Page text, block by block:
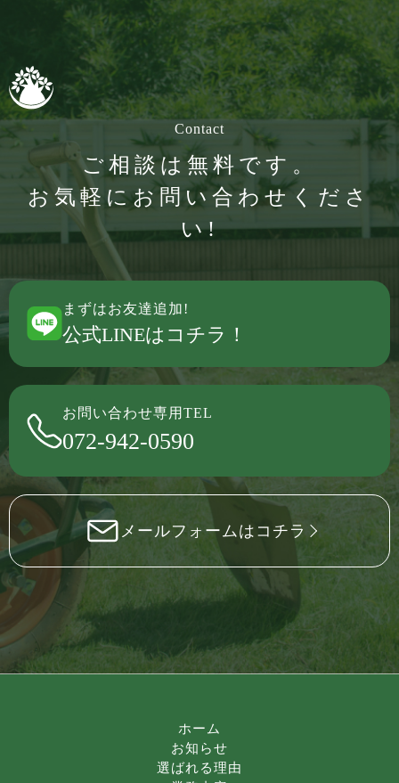
Contact
ご相談は無料です。
お気軽にお問い合わせくださ
い!
まずはお友達追加!
公式LINEはコチラ！
お問い合わせ専用TEL
072-942-0590
メールフォームはコチラ
ホーム
お知らせ
選ばれる理由